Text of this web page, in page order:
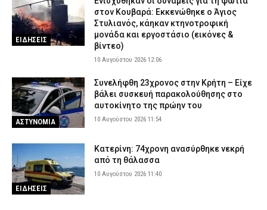
ΕΙΔΗΣΕΙΣ
στον Κουβαρά: Εκκενώθηκε ο Άγιος
Στυλιανός, κάηκαν κτηνοτροφική
μονάδα και εργοστάσιο (εικόνες &
βίντεο)
10 Αυγούστου 2026 12:06
ΑΣΤΥΝΟΜΙΑ
Συνελήφθη 23χρονος στην Κρήτη – Είχε
βάλει συσκευή παρακολούθησης στο
αυτοκίνητο της πρώην του
10 Αυγούστου 2026 11:54
ΕΙΔΗΣΕΙΣ
Κατερίνη: 74χρονη ανασύρθηκε νεκρή
από τη θάλασσα
10 Αυγούστου 2026 11:40